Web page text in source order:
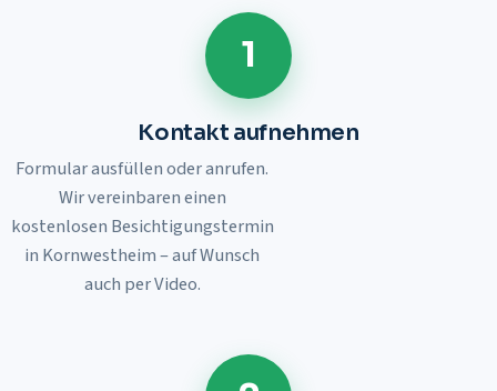
1
Kontakt aufnehmen
Formular ausfüllen oder anrufen.
Wir vereinbaren einen
kostenlosen Besichtigungstermin
in Kornwestheim– auf Wunsch
auch per Video.